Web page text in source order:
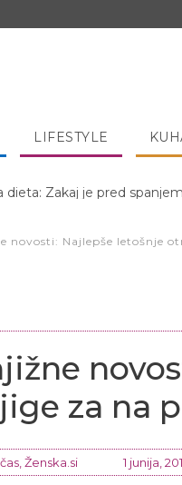
LIFESTYLE
dieta: Zakaj je pred
novosti: Najlepše letošnje
za na
Ženska.si 1 junija,